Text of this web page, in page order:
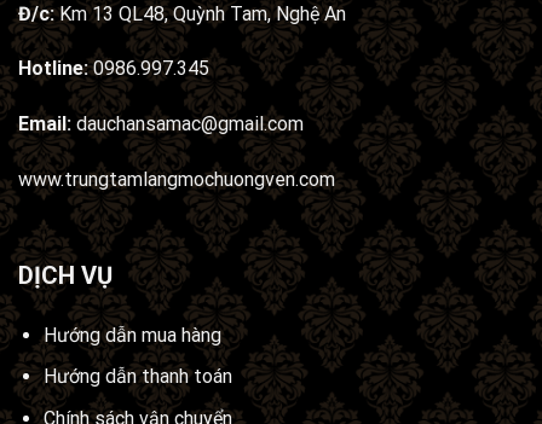
Đ/c:Km 13 QL48, Quỳnh Tam, Nghệ An
Hotline: 0986.997.345
Email: dauchansamac@gmail.com
www.trungtamlangmochuongven.com
DỊCH VỤ
Hướng dẫn mua hàng
Hướng dẫn thanh toán
Chính sách vận chuyển